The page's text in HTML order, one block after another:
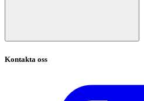
Kontakta oss